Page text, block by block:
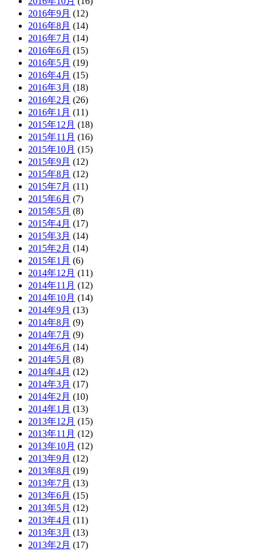
2016年9月 (12)
2016年8月 (14)
2016年7月 (14)
2016年6月 (15)
2016年5月 (19)
2016年4月 (15)
2016年3月 (18)
2016年2月 (26)
2016年1月 (11)
2015年12月 (18)
2015年11月 (16)
2015年10月 (15)
2015年9月 (12)
2015年8月 (12)
2015年7月 (11)
2015年6月 (7)
2015年5月 (8)
2015年4月 (17)
2015年3月 (14)
2015年2月 (14)
2015年1月 (6)
2014年12月 (11)
2014年11月 (12)
2014年10月 (14)
2014年9月 (13)
2014年8月 (9)
2014年7月 (9)
2014年6月 (14)
2014年5月 (8)
2014年4月 (12)
2014年3月 (17)
2014年2月 (10)
2014年1月 (13)
2013年12月 (15)
2013年11月 (12)
2013年10月 (12)
2013年9月 (12)
2013年8月 (19)
2013年7月 (13)
2013年6月 (15)
2013年5月 (12)
2013年4月 (11)
2013年3月 (13)
2013年2月 (17)